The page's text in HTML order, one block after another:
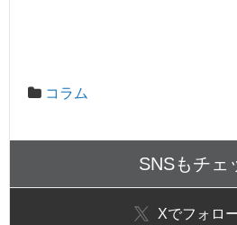
コラム
SNSもチェ
Xでフォロ